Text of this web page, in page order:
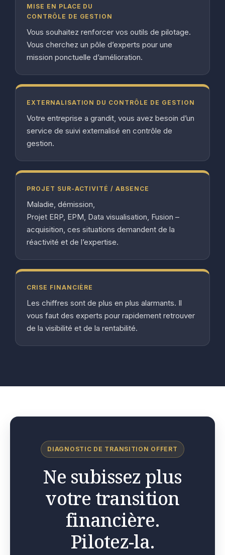
MISE EN PLACE DU
CONTRÔLE DE GESTION
Vous souhaitez renforcer vos outils de pilotage.
Vous cherchez un pôle d’experts pour une
mission ponctuelle d’amélioration.
EXTERNALISATION DU CONTRÔLE DE GESTION
Votre entreprise a grandit, vous avez besoin d’un
service de suivi externalisé en contrôle de
gestion.
PROJET SUR-ACTIVITÉ / ABSENCE
Maladie, démission,
Projet ERP, EPM, Data visualisation, Fusion –
acquisition, ces situations demandent de la
réactivité et de l’expertise.
CRISE FINANCIÈRE
Les chiffres sont de plus en plus alarmants. Il
vous faut des experts pour rapidement retrouver
de la visibilité et de la rentabilité.
DIAGNOSTIC DE TRANSITION OFFERT
Ne subissez plus
votre transition
financière.
Pilotez-la.